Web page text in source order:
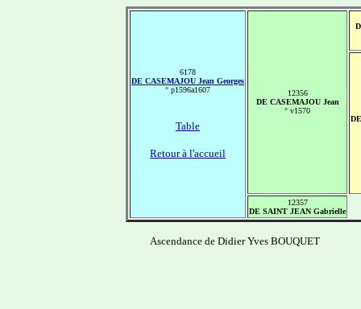
6178
DE CASEMAJOU Jean Georges
° p1596a1607
Table
Retour à l'accueil
12356
DE CASEMAJOU Jean
° v1570
12357
DE SAINT JEAN Gabrielle
Ascendance de Didier Yves BOUQUET